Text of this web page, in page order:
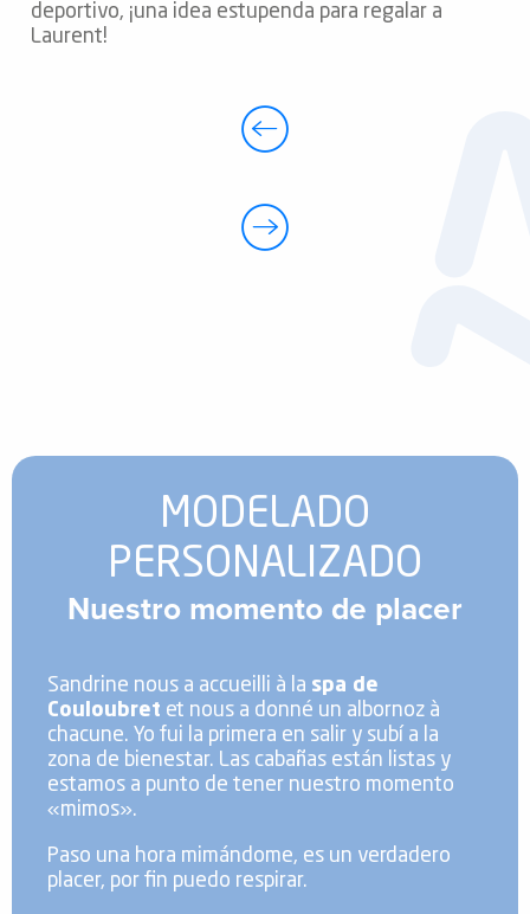
deportivo, ¡una idea estupenda para regalar a
Laurent!
MODELADO
PERSONALIZADO
Nuestro momento de placer
Sandrine nous a accueilli à la spa de
Couloubret et nous a donné un albornoz à
chacune. Yo fui la primera en salir y subí a la
zona de bienestar. Las cabañas están listas y
estamos a punto de tener nuestro momento
«mimos».
Paso una hora mimándome, es un verdadero
placer, por fin puedo respirar.